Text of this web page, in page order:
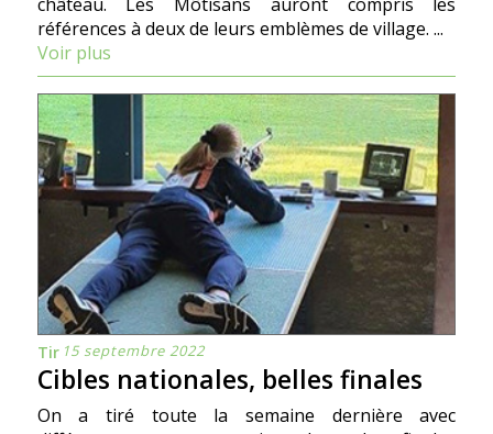
références à deux de leurs emblèmes de village. ...
Voir plus
Tir 15 septembre 2022
Cibles nationales, belles finales
On a tiré toute la semaine dernière avec